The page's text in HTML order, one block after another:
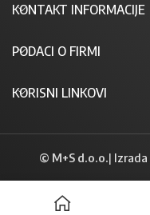
KONTAKT INFORMACIJE
PODACI O FIRMI
KORISNI LINKOVI
© M+S d.o.o.|